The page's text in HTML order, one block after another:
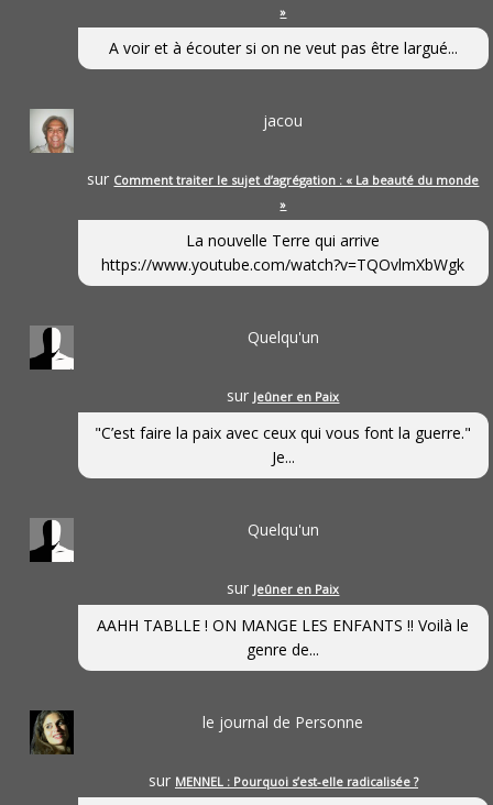
»
A voir et à écouter si on ne veut pas être largué...
jacou
sur Comment traiter le sujet d’agrégation : « La beauté du monde
»
La nouvelle Terre qui arrive
https://www.youtube.com/watch?v=TQOvlmXbWgk
Quelqu'un
sur Jeûner en Paix
"C’est faire la paix avec ceux qui vous font la guerre."
Je...
Quelqu'un
sur Jeûner en Paix
AAHH TABLLE ! ON MANGE LES ENFANTS !! Voilà le
genre de...
le journal de Personne
sur MENNEL : Pourquoi s’est-elle radicalisée ?